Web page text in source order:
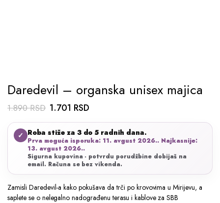
Daredevil – organska unisex majica
1.890RSD Originalna
cena
je
bila:
1.890 RSD.
1.701 RSDTrenutna
cena
je:
1.701 RSD.
✓ Roba stiže za 3 do 5 radnih dana.
Prva moguća isporuka: 11. avgust 2026.. Najkasnije:
13. avgust 2026..
Sigurna kupovina - potvrdu porudžbine dobijaš na
email. Računa se bez vikenda.
Zamisli Daredevil-a kako pokušava da trči po krovovima u Mirijevu, a
saplete se o nelegalno nadograđenu terasu i kablove za SBB